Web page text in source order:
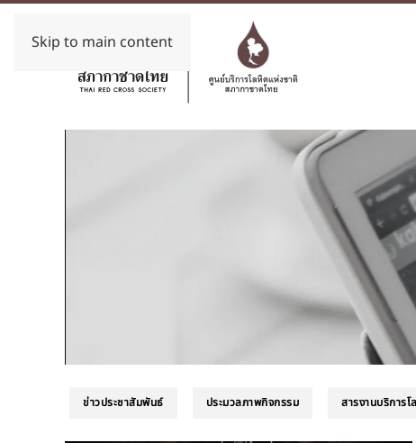
Skip to main content
ข่าวประชาสัมพันธ์ ประมวลภาพกิจกรรม สารงานบริการ